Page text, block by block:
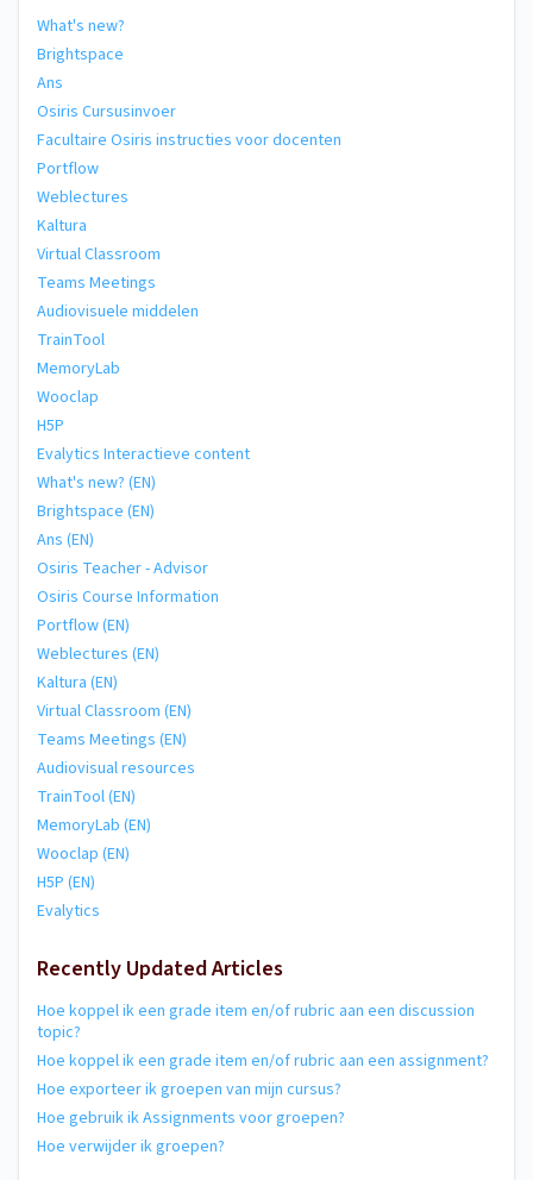
What's new?
Brightspace
Ans
Osiris Cursusinvoer
Facultaire Osiris instructies voor docenten
Portflow
Weblectures
Kaltura
Virtual Classroom
Teams Meetings
Audiovisuele middelen
TrainTool
MemoryLab
Wooclap
H5P
Evalytics Interactieve content
What's new? (EN)
Brightspace (EN)
Ans (EN)
Osiris Teacher - Advisor
Osiris Course Information
Portflow (EN)
Weblectures (EN)
Kaltura (EN)
Virtual Classroom (EN)
Teams Meetings (EN)
Audiovisual resources
TrainTool (EN)
MemoryLab (EN)
Wooclap (EN)
H5P (EN)
Evalytics
Recently Updated Articles
Hoe koppel ik een grade item en/of rubric aan een discussion
topic?
Hoe koppel ik een grade item en/of rubric aan een assignment?
Hoe exporteer ik groepen van mijn cursus?
Hoe gebruik ik Assignments voor groepen?
Hoe verwijder ik groepen?